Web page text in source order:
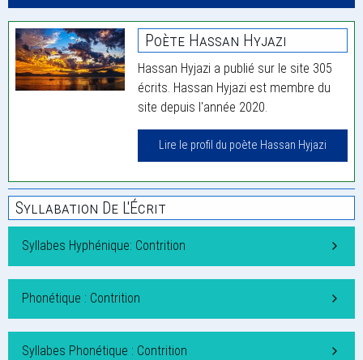
Poète Hassan Hyjazi
Hassan Hyjazi a publié sur le site 305
écrits. Hassan Hyjazi est membre du
site depuis l'année 2020.
Lire le profil du poète Hassan Hyjazi
Syllabation De L'Écrit
Syllabes Hyphénique: Contrition
Phonétique : Contrition
Syllabes Phonétique : Contrition